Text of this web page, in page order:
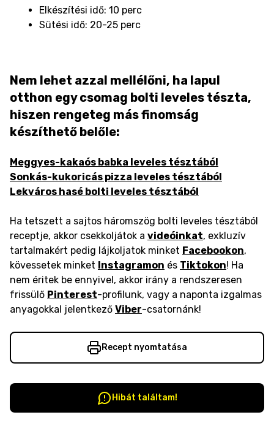
Elkészítési idő: 10 perc
Sütési idő: 20-25 perc
Nem lehet azzal mellélőni, ha lapul
otthon egy csomag bolti leveles tészta,
hiszen rengeteg más finomság
készíthető belőle:
Meggyes-kakaós babka leveles tésztából
Sonkás-kukoricás pizza leveles tésztából
Lekváros hasé bolti leveles tésztából
Ha tetszett a sajtos háromszög bolti leveles tésztából
receptje, akkor csekkoljátok a videóinkat, exkluzív
tartalmakért pedig lájkoljatok minket Facebookon,
kövessetek minket Instagramon és Tiktokon! Ha
nem éritek be ennyivel, akkor irány a rendszeresen
frissülő Pinterest-profilunk, vagy a naponta izgalmas
anyagokkal jelentkező Viber-csatornánk!
Recept nyomtatása
Hibát találtam!